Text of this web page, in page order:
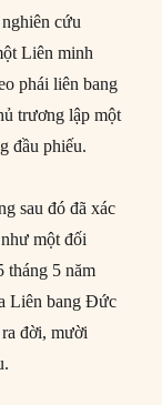
cứu
Liên minh
phái liên bang
trương lập một
đầu phiếu.
sau đó đã xác
một đối
5 năm
Liên bang Đức
đời, mười